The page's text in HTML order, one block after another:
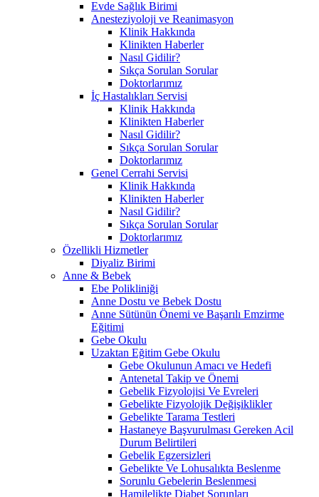
Evde Sağlık Birimi
Anesteziyoloji ve Reanimasyon
Klinik Hakkında
Klinikten Haberler
Nasıl Gidilir?
Sıkça Sorulan Sorular
Doktorlarımız
İç Hastalıkları Servisi
Klinik Hakkında
Klinikten Haberler
Nasıl Gidilir?
Sıkça Sorulan Sorular
Doktorlarımız
Genel Cerrahi Servisi
Klinik Hakkında
Klinikten Haberler
Nasıl Gidilir?
Sıkça Sorulan Sorular
Doktorlarımız
Özellikli Hizmetler
Diyaliz Birimi
Anne & Bebek
Ebe Polikliniği
Anne Dostu ve Bebek Dostu
Anne Sütünün Önemi ve Başarılı Emzirme
Eğitimi
Gebe Okulu
Uzaktan Eğitim Gebe Okulu
Gebe Okulunun Amacı ve Hedefi
Antenetal Takip ve Önemi
Gebelik Fizyolojisi Ve Evreleri
Gebelikte Fizyolojik Değişiklikler
Gebelikte Tarama Testleri
Hastaneye Başvurulması Gereken Acil
Durum Belirtileri
Gebelik Egzersizleri
Gebelikte Ve Lohusalıkta Beslenme
Sorunlu Gebelerin Beslenmesi
Hamilelikte Diabet Sorunları